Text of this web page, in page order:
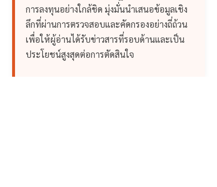
การลงทุนอย่างใกล้ชิด มุ่งมั่นนำเสนอข้อมูลเชิง
ลึกที่ผ่านการตรวจสอบและคัดกรองอย่างถี่ถ้วน
เพื่อให้ผู้อ่านได้รับข่าวสารที่รอบด้านและเป็น
ประโยชน์สูงสุดต่อการตัดสินใจ